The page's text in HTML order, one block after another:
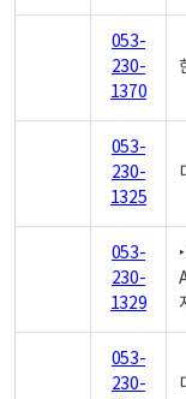
053-
230-
1370
053-
230-
1325
053-
230-
1329
053-
230-